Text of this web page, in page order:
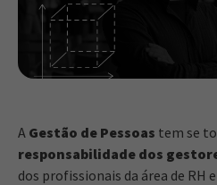
A Gestão de Pessoas tem se
responsabilidade dos
dos profissionais da área de RH